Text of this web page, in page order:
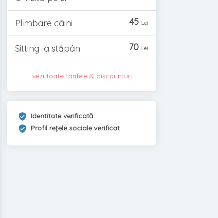
Plimbare câini 45 Lei
Sitting la stăpân 70 Lei
vezi toate tarifele & discounturi
Identitate verificată
Profil rețele sociale verificat